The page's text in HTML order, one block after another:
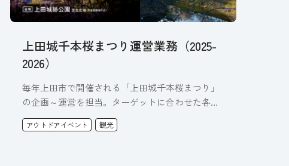
上田城千本桜まつり運営業務（2025-
2026）
毎年上田市で開催される「上田城千本桜まつり」
の企画～運営を担当。ターゲットに合わせた各種
広報や、安全性を考えた会場運営等…
アウトドアイベント 観光